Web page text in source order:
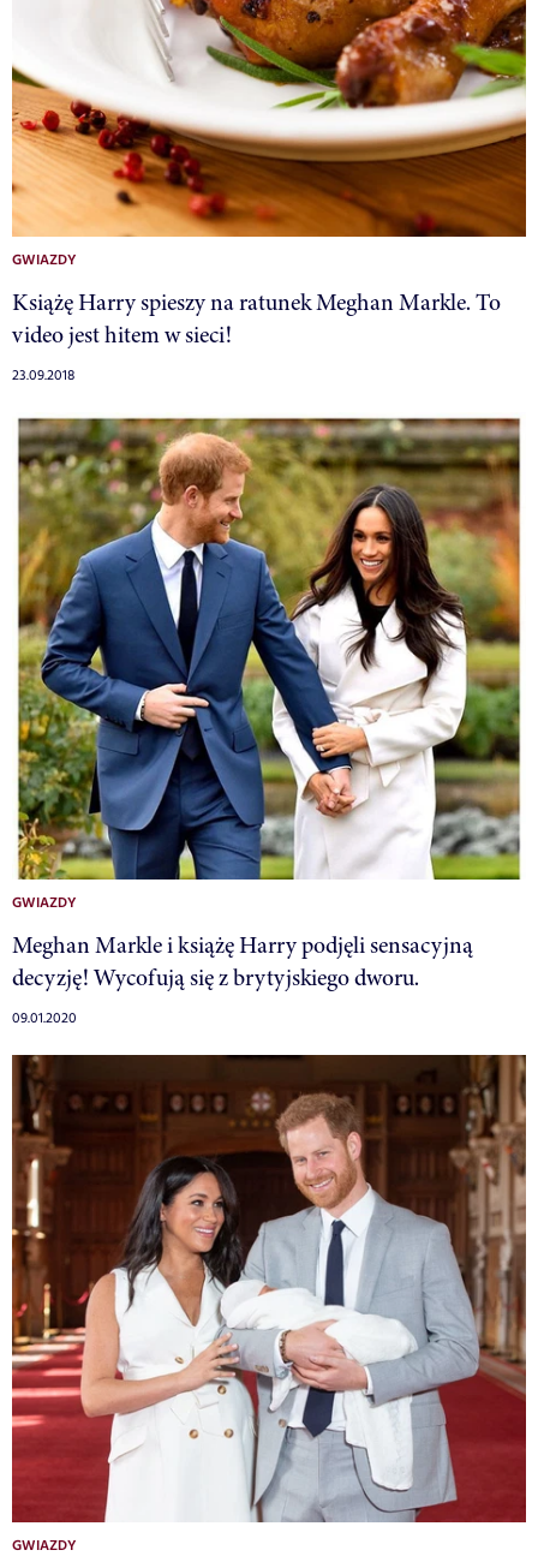
GWIAZDY
Książę Harry spieszy na ratunek Meghan Markle. To
video jest hitem w sieci!
23.09.2018
GWIAZDY
Meghan Markle i książę Harry podjęli sensacyjną
decyzję! Wycofują się z brytyjskiego dworu.
09.01.2020
GWIAZDY